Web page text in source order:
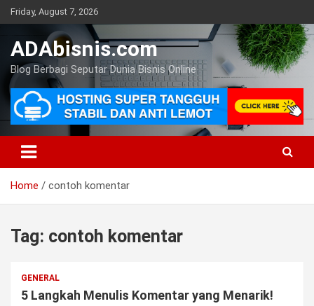
Skip
to
Friday, August 7, 2026
ADAbisnis.com
Blog Berbagi Seputar Dunia Bisnis Online
Home contoh komentar
Tag: contoh komentar
GENERAL
5 Langkah Menulis Komentar yang Menarik!